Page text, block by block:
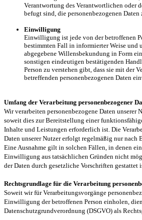
Verantwortung des Verantwortlichen oder
befugt sind, die personenbezogenen Daten
Einwilligung
Einwilligung ist jede von der betroffenen
bestimmten Fall in informierter Weise und
abgegebene Willensbekundung in Form
sonstigen eindeutigen bestätigenden
Person zu verstehen gibt, dass sie mit der
betreffenden personenbezogenen Daten
Umfang der Verarbeitung personenbezogener
Wir verarbeiten personenbezogene Daten unserer
soweit dies zur Bereitstellung einer
Inhalte und Leistungen erforderlich ist. Die
Daten unserer Nutzer erfolgt regelmäßig nur nach
Eine Ausnahme gilt in solchen Fällen, in denen
Einwilligung aus tatsächlichen Gründen nicht
der Daten durch gesetzliche Vorschriften gestattet
Rechtsgrundlage für die Verarbeitung
Soweit wir für Verarbeitungsvorgänge
Einwilligung der betroffenen Person einholen,
Datenschutzgrundverordnung (DSGVO) als